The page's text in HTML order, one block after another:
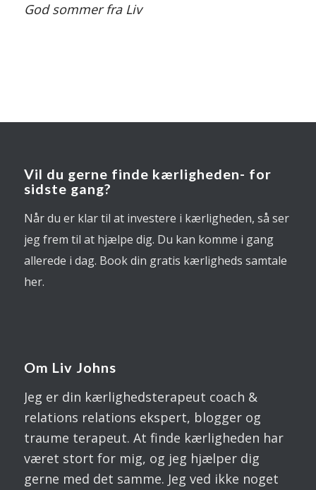
God sommer fra Liv
Vil du gerne finde kærligheden- for
sidste gang?
Når du er klar til at investere i kærligheden, så ser
jeg frem til at hjælpe dig. Du kan komme i gang
allerede i dag. Book din gratis kærligheds samtale
her.
Om Liv Johns
Jeg er din kærlighedsterapeut coach &
relations relations ekspert, blogger og
traume terapeut. At finde kærligheden har
været stort for mig, og jeg hjælper dig
gerne med det samme. Jeg ved ikke noget